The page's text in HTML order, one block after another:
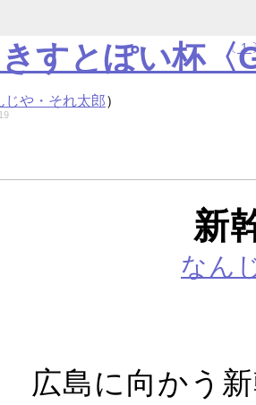
すとぽい杯〈
〔 1
じや・それ太郎）
新
なん
広島に向かう